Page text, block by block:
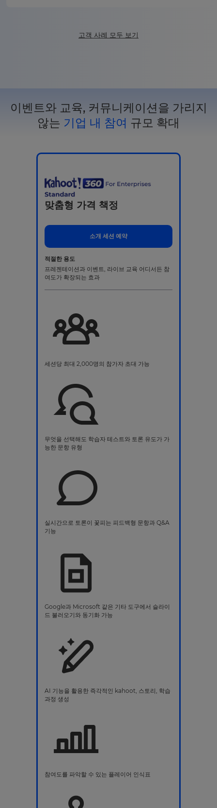
고객 사례 모두 보기
이벤트와 교육, 커뮤니케이션을 가리지
않는 기업 내 참여 규모 확대
맞춤형 가격 책정
소개 세션 예약
적절한 용도
프레젠테이션과 이벤트, 라이브 교육 어디서든 참
여도가 확장되는 효과
세션당 최대 2,000명의 참가자 초대 가능
무엇을 선택해도 학습자 테스트와 토론 유도가 가
능한 문항 유형
실시간으로 토론이 꽃피는 피드백형 문항과 Q&A
기능
Google과 Microsoft 같은 기타 도구에서 슬라이
드 불러오기와 동기화 가능
AI 기능을 활용한 즉각적인 kahoot, 스토리, 학습
과정 생성
참여도를 파악할 수 있는 플레이어 인식표